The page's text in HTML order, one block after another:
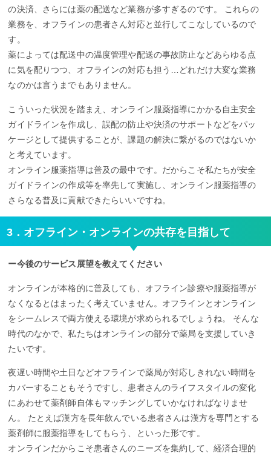
の決済、さらには薬の配送など業務が多すぎるのです。 これらの
業務を、オフラインの患者さん対応と並行してこなしているので
す。
薬によっては配送中の温度管理や配送の事故防止などあらゆる点
に気を配りつつ、オフラインの対応も担う…どれだけ大変な業務
なのかは言うまでもありません。
こういった状況を踏まえ、オンライン服薬指導にかかる自主安全
ガイドラインを作成し、誤配の防止や決済のサポートなどをパッ
ケージとして提供することが、課題の解決に繋がるのではないか
と考えています。
オンライン服薬指導は普及の最中です。だからこそ私たちが安全
ガイドラインの作成等を率先して実施し、オンライン服薬指導の
さらなる普及に貢献できたらいいですね。
3．オフライン・オンラインの共存を目指して
ー今後のサービス展望を教えてください
オンラインが本格的に普及しても、オフライン診療や服薬指導が
なくなるとはまったく考えていません。オフラインとオンライン
をシームレスで両方使える環境が求められるでしょうね。 そんな
時代のなかで、私たちはオンラインの部分で薬局を支援していき
たいです。
夜遅い時間や土日などオフラインで薬局が対応しきれない時間を
カバーすることもそうですし、患者さんのライフスタイルの変化
にあわせて薬剤師自体もマッチングしていかなければなりませ
ん。 たとえば漢方を長年飲んでいる患者さんは漢方を専門とする
薬剤師に服薬指導をしてもらう、といった形です。
オンラインだからこそ患者さんのニーズを集約して、経済合理的